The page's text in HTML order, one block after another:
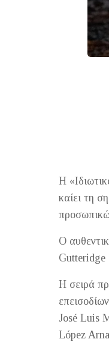
Η
καίει τη
Ο
Gutteridge
H σειρά
José Luis
López